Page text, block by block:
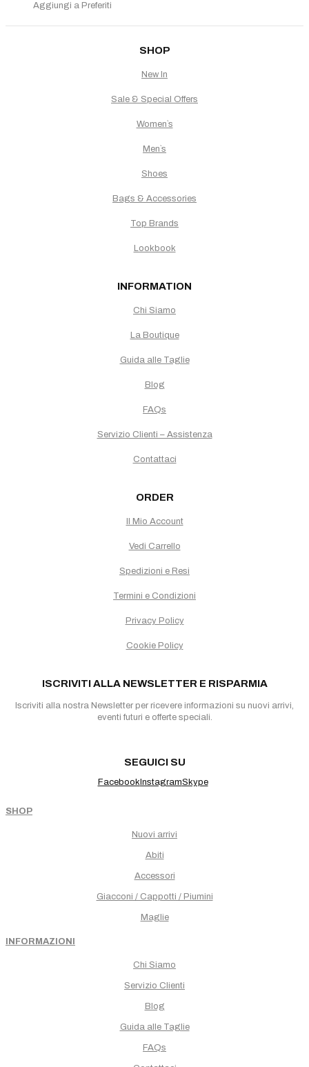
Aggiungi a Preferiti
SHOP
New In
Sale & Special Offers
Women`s
Men`s
Shoes
Bags & Accessories
Top Brands
Lookbook
INFORMATION
Chi Siamo
La Boutique
Guida alle Taglie
Blog
FAQs
Servizio Clienti – Assistenza
Contattaci
ORDER
Il Mio Account
Vedi Carrello
Spedizioni e Resi
Termini e Condizioni
Privacy Policy
Cookie Policy
ISCRIVITI ALLA NEWSLETTER E RISPARMIA
Iscriviti alla nostra Newsletter per ricevere informazioni su nuovi arrivi,
eventi futuri e offerte speciali.
SEGUICI SU
FacebookInstagramSkype
SHOP
Nuovi arrivi
Abiti
Accessori
Giacconi / Cappotti / Piumini
Maglie
INFORMAZIONI
Chi Siamo
Servizio Clienti
Blog
Guida alle Taglie
FAQs